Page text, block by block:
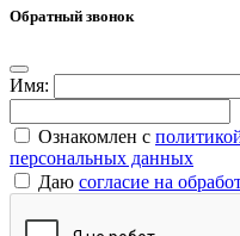
Обратный звонок
Имя:
Ознакомлен с
персональных данных
Даю согласие на